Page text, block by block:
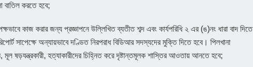
বাতিল করতে হবে;
কাজ করার জন্য প্রজ্ঞাপনে উল্লিখিত ব্যতীত শব্দ এবং কার্যপরিধি ২ এর (ঙ)নং ধারা বাদ দিতে
সাপেক্ষে অন্যায়ভাবে দণ্ডিত নিরপরাধ বিডিআর সদস্যদের মুক্তি দিতে হবে। পিলখানা
মূল ষড়যন্ত্রকারী, হত্যাকারীদের চিহ্নিত করে দৃষ্টান্তমূলক শাস্তির আওতায় আনতে হবে;